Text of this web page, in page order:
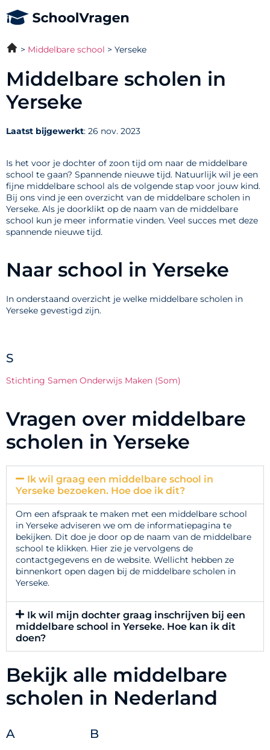
Middelbare school Yerseke
Middelbare scholen in
Yerseke
Laatst bijgewerkt: 26 nov. 2023
Is het voor je dochter of zoon tijd om naar de middelbare
school te gaan? Spannende nieuwe tijd. Natuurlijk wil je een
fijne middelbare school als de volgende stap voor jouw kind.
Bij ons vind je een overzicht van de middelbare scholen in
Yerseke. Als je doorklikt op de naam van de middelbare
school kun je meer informatie vinden. Veel succes met deze
spannende nieuwe tijd.
Naar school in Yerseke
In onderstaand overzicht je welke middelbare scholen in
Yerseke gevestigd zijn.
S
Stichting Samen Onderwijs Maken (Som)
Vragen over middelbare
scholen in Yerseke
Ik wil graag een middelbare school in
Yerseke bezoeken. Hoe doe ik dit?
Om een afspraak te maken met een middelbare school
in Yerseke adviseren we om de informatiepagina te
bekijken. Dit doe je door op de naam van de middelbare
school te klikken. Hier zie je vervolgens de
contactgegevens en de website. Wellicht hebben ze
binnenkort open dagen bij de middelbare scholen in
Yerseke.
Ik wil mijn dochter graag inschrijven bij een
middelbare school in Yerseke. Hoe kan ik dit
doen?
Bekijk alle middelbare
scholen in Nederland
A B